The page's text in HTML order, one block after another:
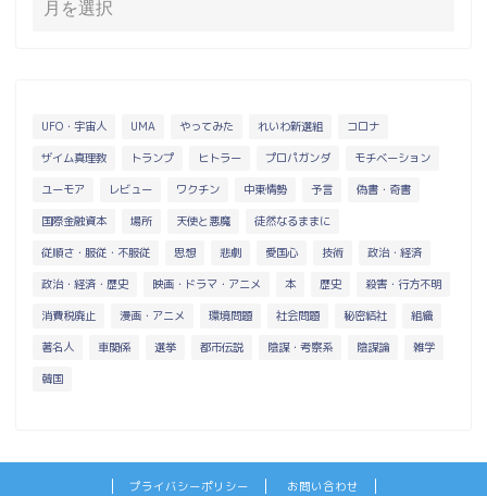
UFO・宇宙人 UMA やってみた れいわ新選組 コロナ
ザイム真理教 トランプ ヒトラー プロパガンダ モチベーション
ユーモア レビュー ワクチン 中東情勢 予言 偽書・奇書
国際金融資本 場所 天使と悪魔 徒然なるままに
従順さ・服従・不服従 思想 悲劇 愛国心 技術 政治・経済
政治・経済・歴史 映画・ドラマ・アニメ 本 歴史 殺害・行方不明
消費税廃止 漫画・アニメ 環境問題 社会問題 秘密結社 組織
著名人 車関係 選挙 都市伝説 陰謀・考察系 陰謀論 雑学
韓国
プライバシーポリシー お問い合わせ